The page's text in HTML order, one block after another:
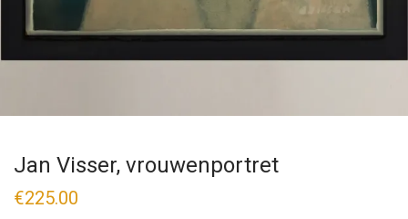
Jan Visser, vrouwenportret
€225.00